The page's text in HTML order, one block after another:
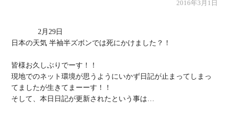
2016年3月1日
             2月29日
日本の天気 半袖半ズボンでは死にかけました？！
皆様お久しぶりでーす！！
現地でのネット環境が思うようにいかず日記が止まってしまっ
てましたが生きてまーーす！！
そして、本日日記が更新されたという事は…